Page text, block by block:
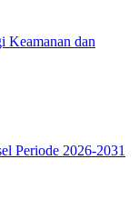
Keamanan dan
Periode 2026-2031